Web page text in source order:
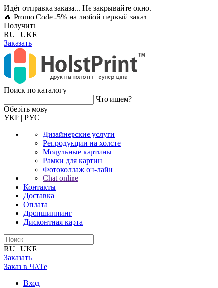
Идёт отправка заказа... Не закрывайте окно.
🔥 Promo Code -5% на любой первый заказ
Получить
RU | UKR
Заказать
Поиск по каталогу
Что ищем?
Оберiть мову
УКР | РУС
Дизайнерские услуги
Репродукции на холсте
Модульные картины
Рамки для картин
Фотоколлаж он-лайн
Chat online
Контакты
Доставка
Оплата
Дропшиппинг
Дисконтная карта
RU | UKR
Заказать
Заказ в ЧАТе
Вход